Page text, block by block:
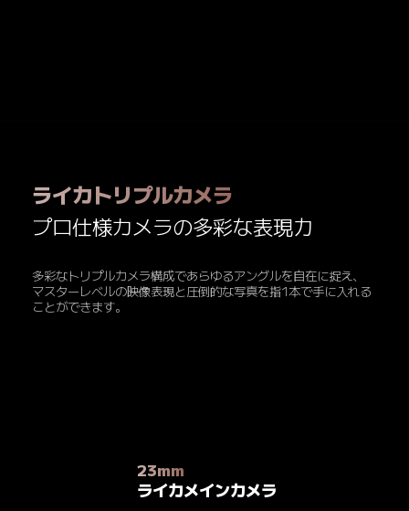
ライカトリプルカメラ
プロ仕様カメラの多彩な表現力
多彩なトリプルカメラ構成であらゆるアングルを自在に捉え、
マスターレベルの映像表現と圧倒的な写真を指1本で手に入れる
ことができます。
23mm
ライカメインカメラ
46mm
ライカ望遠カメラ
15mm
ライカ超広角カメラ